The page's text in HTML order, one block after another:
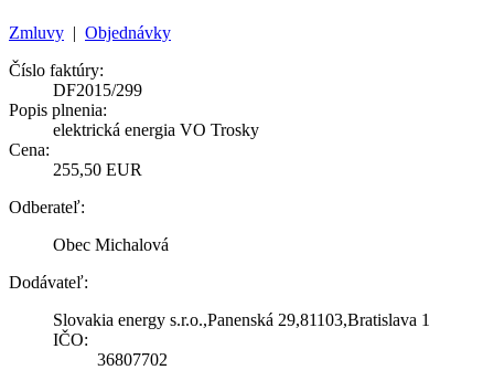
Zmluvy | Objednávky
Číslo faktúry:
DF2015/299
Popis plnenia:
elektrická energia VO Trosky
Cena:
255,50 EUR
Odberateľ:
Obec Michalová
Dodávateľ:
Slovakia energy s.r.o.,Panenská 29,81103,Bratislava 1
IČO:
36807702